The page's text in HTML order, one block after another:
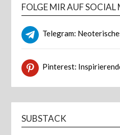
FOLGE MIR AUF SOCIAL
Telegram:
Pinterest:
SUBSTACK